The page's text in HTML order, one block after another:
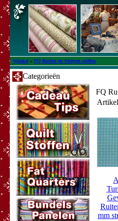
Winkel » FQ Ruiten en Strepen stoffen
Categorieën
FQ
Artikel
mm